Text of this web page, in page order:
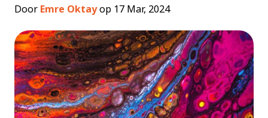
Door Emre Oktayop 17 Mar, 2024